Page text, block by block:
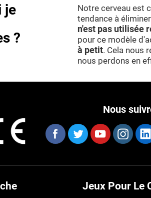
je
?
Notre cerveau est
tendance à
n'est pas utilisée
pour ce modèle
à petit. Cela nous
nous perdons en
Nous
Jeux Pour Le